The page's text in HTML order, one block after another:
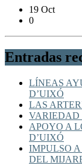
19 Oct
0
Entradas
LÍNEAS
D’UIXÓ
LAS
VARIEDAD
APOYO A
D’UIXÓ
IMPULSO
DEL